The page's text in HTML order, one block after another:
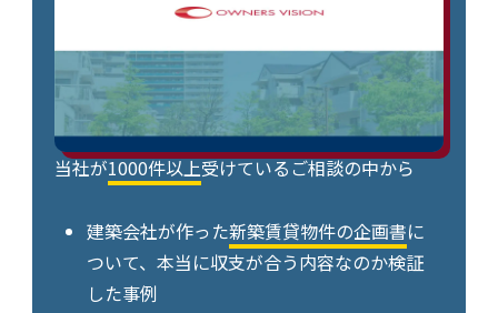
当社が1000件以上受けているご相談の中から
建築会社が作った新築賃貸物件の企画書に
ついて、本当に収支が合う内容なのか検証
した事例